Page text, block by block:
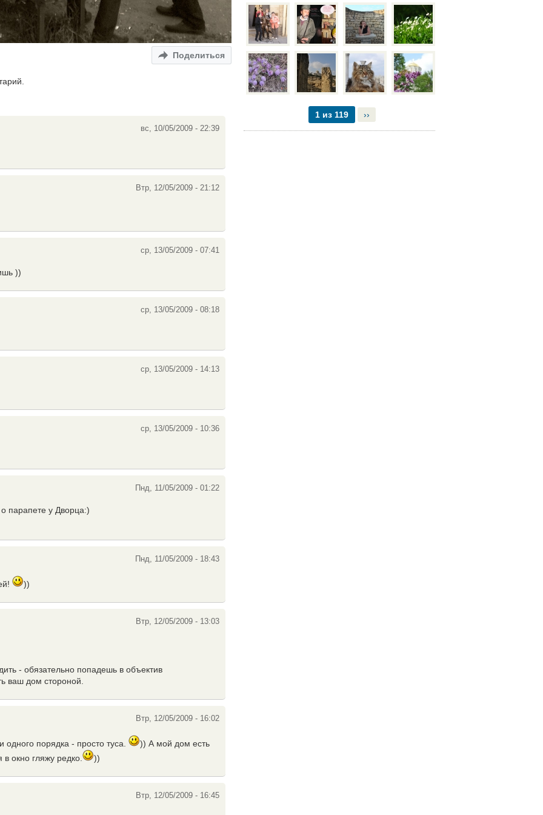
Поделиться
вс, 10/05/2009 - 22:39
Втр, 12/05/2009 - 21:12
ср, 13/05/2009 - 07:41
))
ср, 13/05/2009 - 08:18
ср, 13/05/2009 - 14:13
ср, 13/05/2009 - 10:36
Пнд, 11/05/2009 - 01:22
парапете у Дворца:)
Пнд, 11/05/2009 - 18:43
))
Втр, 12/05/2009 - 13:03
- обязательно попадешь в объектив
ваш дом стороной.
Втр, 12/05/2009 - 16:02
порядка - просто туса.
)) А мой дом есть
в окно гляжу редко.
))
Втр, 12/05/2009 - 16:45
1 из 119 ››